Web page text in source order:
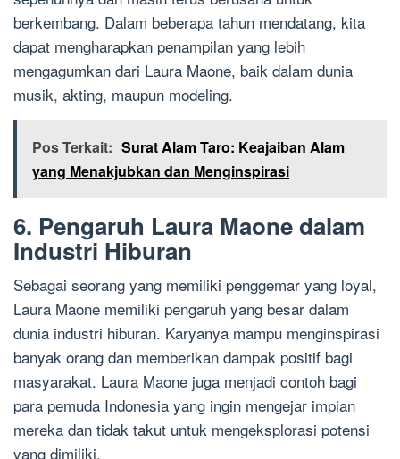
berkembang. Dalam beberapa tahun mendatang, kita
dapat mengharapkan penampilan yang lebih
mengagumkan dari Laura Maone, baik dalam dunia
musik, akting, maupun modeling.
Pos Terkait: Surat Alam Taro: Keajaiban Alam
yang Menakjubkan dan Menginspirasi
6. Pengaruh Laura Maone dalam
Industri Hiburan
Sebagai seorang yang memiliki penggemar yang loyal,
Laura Maone memiliki pengaruh yang besar dalam
dunia industri hiburan. Karyanya mampu menginspirasi
banyak orang dan memberikan dampak positif bagi
masyarakat. Laura Maone juga menjadi contoh bagi
para pemuda Indonesia yang ingin mengejar impian
mereka dan tidak takut untuk mengeksplorasi potensi
yang dimiliki.